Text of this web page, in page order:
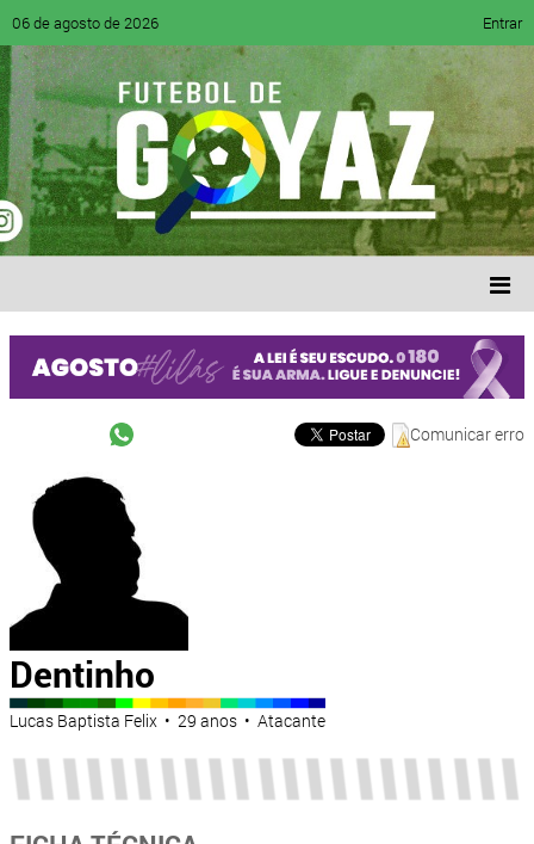
06 de agosto de 2026 Entrar
Comunicar erro
Dentinho
Lucas Baptista Felix • 29 anos • Atacante